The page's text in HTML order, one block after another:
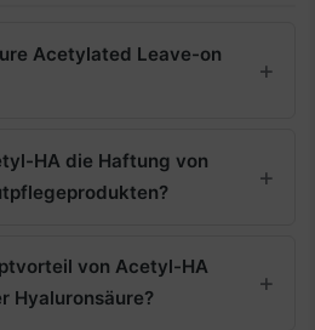
Acetylated Leave-on
HA die Haftung von
von Acetyl-HA
Hyaluronsäure?